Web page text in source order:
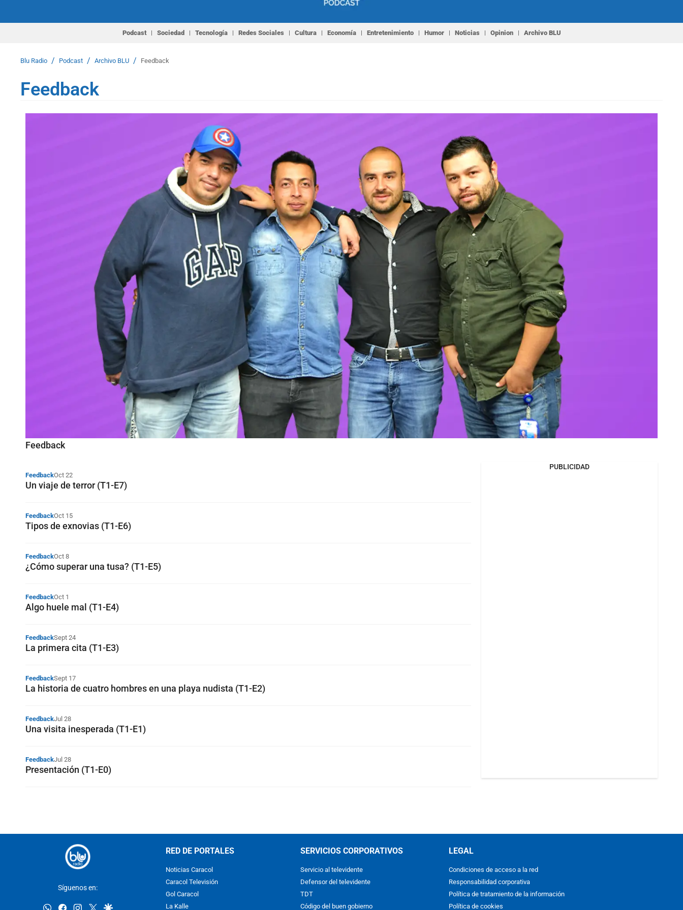
Podcast Sociedad Tecnología Redes Sociales Cultura Economía Entretenimiento Humor Noticias Opinion Archivo BLU
Blu Radio / Podcast / Archivo BLU / Feedback
Feedback
Feedback
FeedbackOct 22
Un viaje de terror (T1-E7)
FeedbackOct 15
Tipos de exnovias (T1-E6)
FeedbackOct 8
¿Cómo superar una tusa? (T1-E5)
FeedbackOct 1
Algo huele mal (T1-E4)
FeedbackSept 24
La primera cita (T1-E3)
FeedbackSept 17
La historia de cuatro hombres en una playa nudista (T1-E2)
FeedbackJul 28
Una visita inesperada (T1-E1)
FeedbackJul 28
Presentación (T1-E0)
PUBLICIDAD
Síguenos en:
whatsappfacebookinstagram
twittergoogle
RED DE PORTALES
Noticias Caracol
Caracol Televisión
Gol Caracol
La Kalle
SERVICIOS CORPORATIVOS
Servicio al televidente
Defensor del televidente
TDT
Código del buen gobierno
LEGAL
Condiciones de acceso a la red
Responsabilidad corporativa
Política de tratamiento de la información
Política de cookies